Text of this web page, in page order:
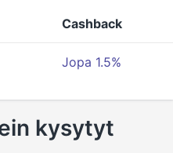
Cashback
Jopa 1.5%
kysytyt